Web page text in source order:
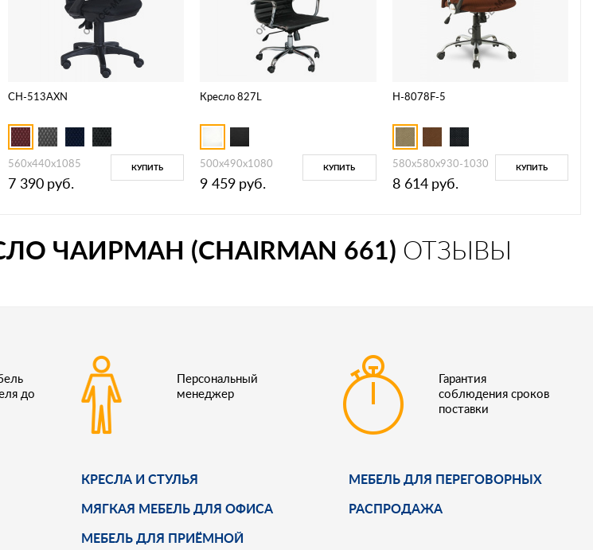
CH-513AXN
560х440х1085
7 390 руб.
КУПИТЬ
Кресло 827L
500x490x1080
9 459 руб.
КУПИТЬ
H-8078F-5
580x580x930-1030
8 614 руб.
КУПИТЬ
ЧАИРМАН (CHAIRMAN 661) ОТЗЫВЫ
до
Персональный
менеджер
Гарантия
соблюдения сроков
поставки
КРЕСЛА И СТУЛЬЯ
МЯГКАЯ МЕБЕЛЬ ДЛЯ ОФИСА
МЕБЕЛЬ ДЛЯ ПРИЁМНОЙ
МЕБЕЛЬ ДЛЯ ПЕРЕГОВОРНЫХ
РАСПРОДАЖА